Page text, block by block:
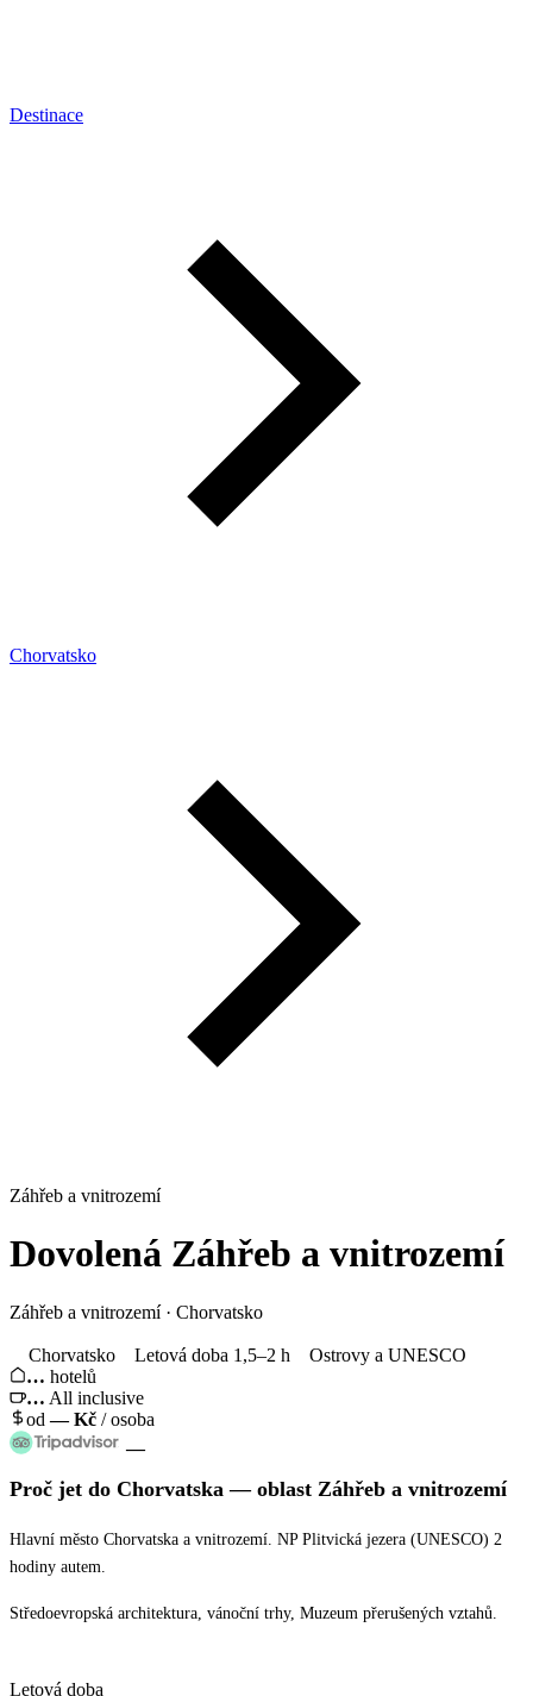
Destinace
Chorvatsko
Záhřeb a vnitrozemí
Dovolená Záhřeb a vnitrozemí
Záhřeb a vnitrozemí · Chorvatsko
Chorvatsko Letová doba 1,5–2 h
Ostrovy a UNESCO
… hotelů
… All inclusive
od—Kč / osoba
—
Proč jet do Chorvatska — oblast Záhřeb a vnitrozemí
Hlavní město Chorvatska a vnitrozemí. NP Plitvická jezera (UNESCO) 2
hodiny autem.
Středoevropská architektura, vánoční trhy, Muzeum přerušených vztahů.
Letová doba